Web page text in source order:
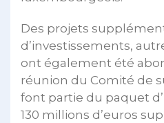
Des projets
d’investissements,
ont également été
réunion du Comité de
font partie du paquet
130 millions d’euros